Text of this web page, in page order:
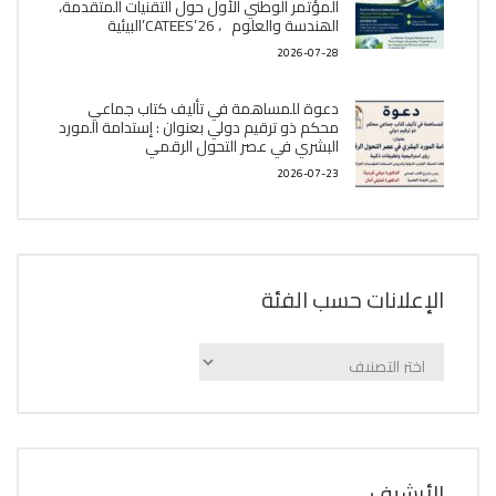
المؤتمر الوطني الأول حول التقنيات المتقدمة،
الھندسة والعلوم ، CATEES’26’البیئية
2026-07-28
دعوة للمساهمة في تأليف كتاب جماعي
محكم ذو ترقيم دولي بعنوان : إستدامة المورد
البشري في عصر التحول الرقمي
2026-07-23
الإعلانات حسب الفئة
الإعلانات